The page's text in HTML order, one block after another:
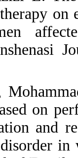
oriented
Rooyesh-
23.
group
emotional
traumatic